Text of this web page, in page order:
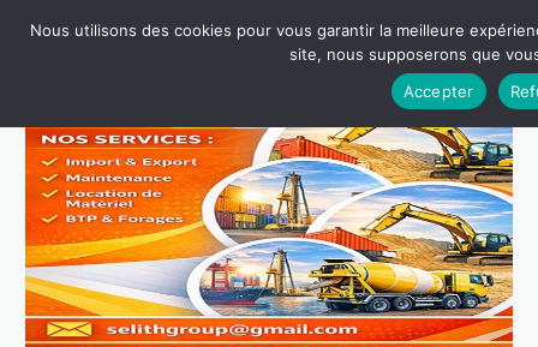
Nous utilisons des cookies pour vous garantir la meilleure
site, nous supposerons que
Accepter